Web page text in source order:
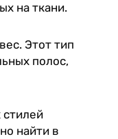
на ткани.
Этот тип
полос,
найти в